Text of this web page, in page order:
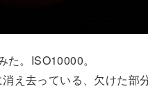
た。ISO10000。
え去っている、欠けた部